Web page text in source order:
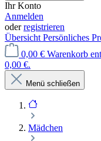
Ihr Konto
Anmelden
oderregistrieren
Übersicht Persönliches
0,00 € Warenkorb
0,00 €.
Menü schließen
Mädchen